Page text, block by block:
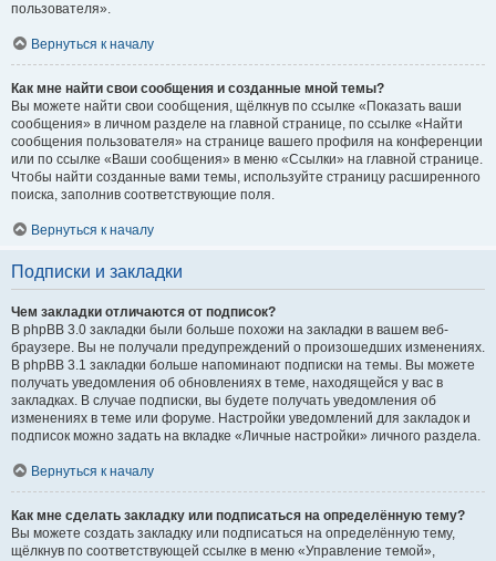
пользователя».
Вернуться к началу
Как мне найти свои сообщения и созданные мной темы?
Вы можете найти свои сообщения, щёлкнув по ссылке «Показать ваши
сообщения» в личном разделе на главной странице, по ссылке «Найти
сообщения пользователя» на странице вашего профиля на конференции
или по ссылке «Ваши сообщения» в меню «Ссылки» на главной странице.
Чтобы найти созданные вами темы, используйте страницу расширенного
поиска, заполнив соответствующие поля.
Вернуться к началу
Подписки и закладки
Чем закладки отличаются от подписок?
В phpBB 3.0 закладки были больше похожи на закладки в вашем веб-
браузере. Вы не получали предупреждений о произошедших изменениях.
В phpBB 3.1 закладки больше напоминают подписки на темы. Вы можете
получать уведомления об обновлениях в теме, находящейся у вас в
закладках. В случае подписки, вы будете получать уведомления об
изменениях в теме или форуме. Настройки уведомлений для закладок и
подписок можно задать на вкладке «Личные настройки» личного раздела.
Вернуться к началу
Как мне сделать закладку или подписаться на определённую тему?
Вы можете создать закладку или подписаться на определённую тему,
щёлкнув по соответствующей ссылке в меню «Управление темой»,